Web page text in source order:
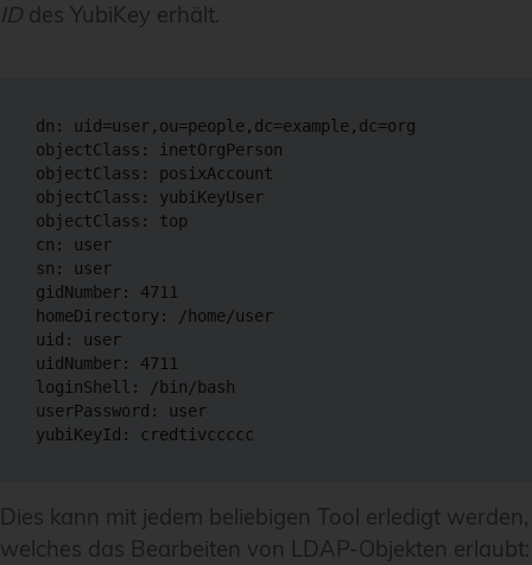
ID des YubiKey erhält.
dn: uid=user,ou=people,dc=example,dc=org
objectClass: inetOrgPerson
objectClass: posixAccount
objectClass: yubiKeyUser
objectClass: top
cn: user
sn: user
gidNumber: 4711
homeDirectory: /home/user
uid: user
uidNumber: 4711
loginShell: /bin/bash
userPassword: user
yubiKeyId: credtivccccc
Dies kann mit jedem beliebigen Tool erledigt werden,
welches das Bearbeiten von LDAP-Objekten erlaubt: